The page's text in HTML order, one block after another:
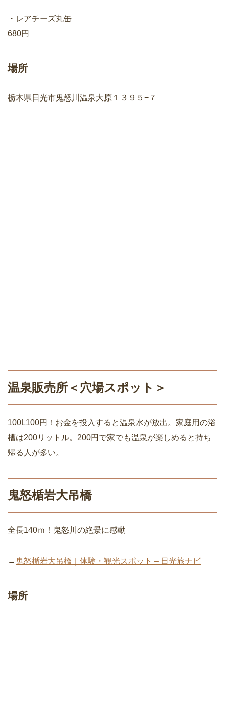
・レアチーズ丸缶
680円
場所
栃木県日光市鬼怒川温泉大原１３９５−７
温泉販売所＜穴場スポット＞
100L100円！お金を投入すると温泉水が放出。家庭用の浴
槽は200リットル。200円で家でも温泉が楽しめると持ち
帰る人が多い。
鬼怒楯岩大吊橋
全長140ｍ！鬼怒川の絶景に感動
→ 鬼怒楯岩大吊橋｜体験・観光スポット – 日光旅ナビ
場所